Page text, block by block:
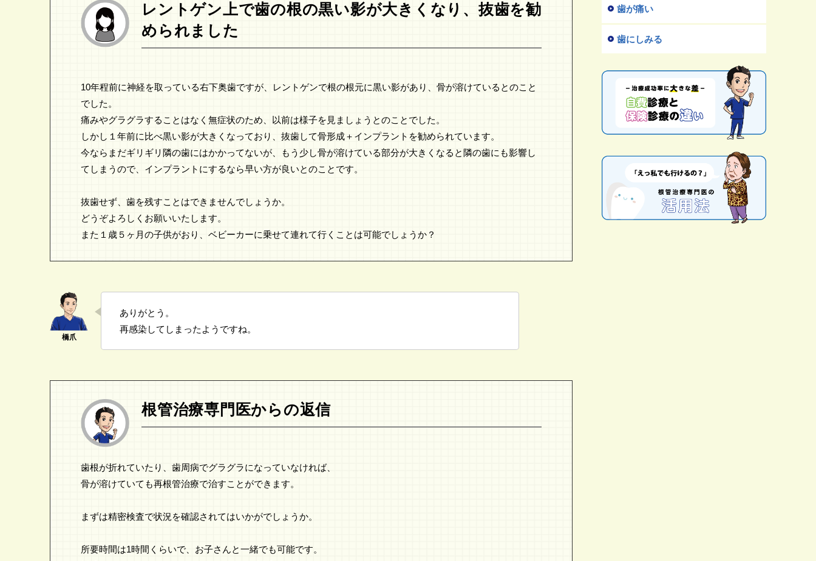
レントゲン上で歯の根の黒い影が大きくなり、抜歯を勧
められました
10年程前に神経を取っている右下奥歯ですが、レントゲンで根の根元に黒い影があり、骨が溶けているとのこと
でした。
痛みやグラグラすることはなく無症状のため、以前は様子を見ましょうとのことでした。
しかし１年前に比べ黒い影が大きくなっており、抜歯して骨形成＋インプラントを勧められています。
今ならまだギリギリ隣の歯にはかかってないが、もう少し骨が溶けている部分が大きくなると隣の歯にも影響し
てしまうので、インプラントにするなら早い方が良いとのことです。
抜歯せず、歯を残すことはできませんでしょうか。
どうぞよろしくお願いいたします。
また１歳５ヶ月の子供がおり、ベビーカーに乗せて連れて行くことは可能でしょうか？
ありがとう。
再感染してしまったようですね。
根管治療専門医からの返信
歯根が折れていたり、歯周病でグラグラになっていなければ、
骨が溶けていても再根管治療で治すことができます。
まずは精密検査で状況を確認されてはいかがでしょうか。
所要時間は1時間くらいで、お子さんと一緒でも可能です。
歯が痛い
歯にしみる